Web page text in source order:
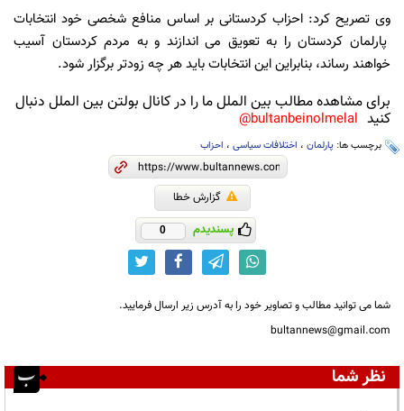
وی تصریح کرد: احزاب کردستانی بر اساس منافع شخصی خود انتخابات
پارلمان کردستان را به تعویق می اندازند و به مردم کردستان آسیب
خواهند رساند، بنابراین این انتخابات باید هر چه زودتر برگزار شود.
برای مشاهده مطالب بین الملل ما را در کانال بولتن بین الملل دنبال
کنید bultanbeinolmelal@
برچسب ها: پارلمان ، اختلافات سیاسی ، احزاب
گزارش خطا
پسندیدم 0
شما می توانید مطالب و تصاویر خود را به آدرس زیر ارسال فرمایید.
bultannews@gmail.com
نظر شما